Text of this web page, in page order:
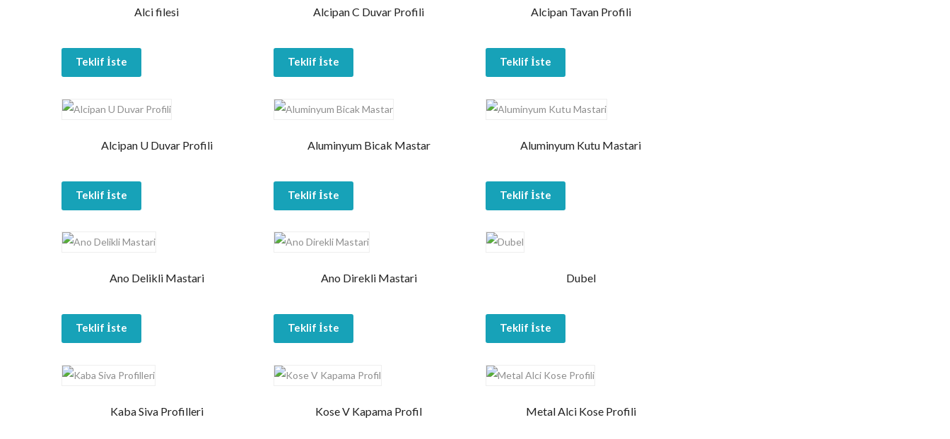
Alci filesi
Teklif İste
Alcipan C Duvar Profili
Teklif İste
Alcipan Tavan Profili
Teklif İste
Alcipan U Duvar Profili
Teklif İste
Aluminyum Bicak Mastar
Teklif İste
Aluminyum Kutu Mastari
Teklif İste
Ano Delikli Mastari
Teklif İste
Ano Direkli Mastari
Teklif İste
Dubel
Teklif İste
Kaba Siva Profilleri Kose V Kapama Profil Metal Alci Kose Profili